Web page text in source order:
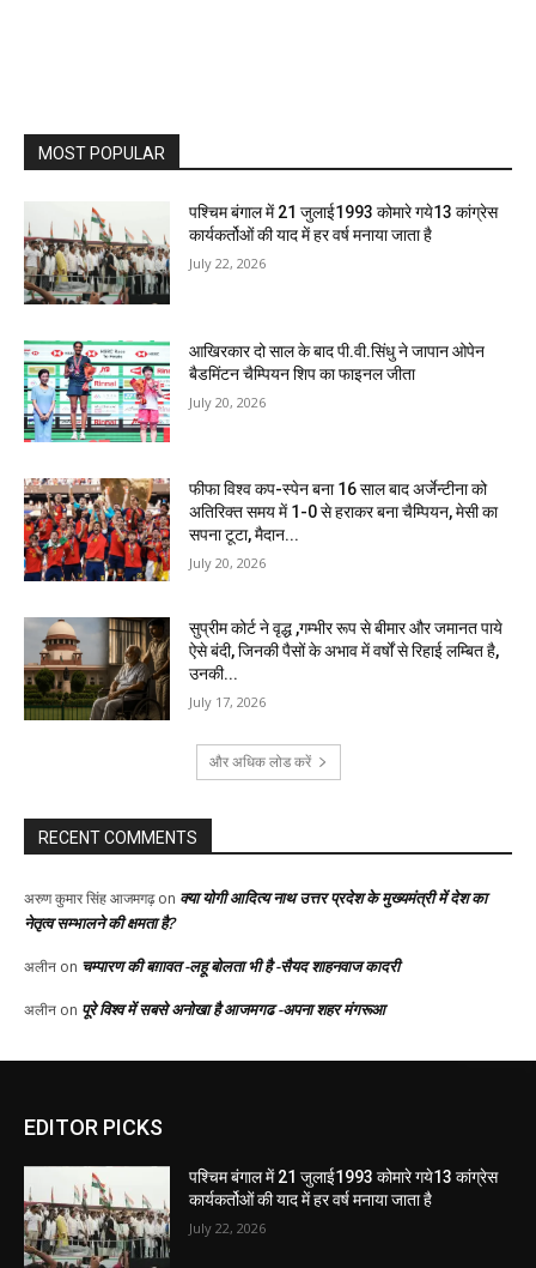
EDITOR PICKS
पश्चिम बंगाल में 21 जुलाई1993 कोमारे गये13 कांग्रेस
कार्यकर्तोओं की याद में हर वर्ष मनाया जाता है
July 22, 2026